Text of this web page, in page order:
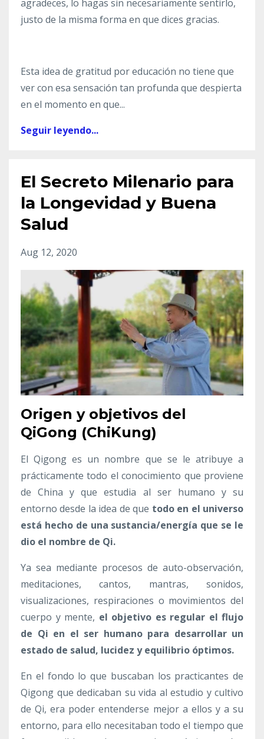
agradeces, lo hagas sin necesariamente sentirlo,
justo de la misma forma en que dices gracias.
Esta idea de gratitud por educación no tiene que
ver con esa sensación tan profunda que despierta
en el momento en que...
Seguir leyendo...
El Secreto Milenario para
la Longevidad y Buena
Salud
Aug 12, 2020
Origen y objetivos del
QiGong (ChiKung)
El Qigong es un nombre que se le atribuye a
prácticamente todo el conocimiento que proviene
de China y que estudia al ser humano y su
entorno desde la idea de que todo en el universo
está hecho de una sustancia/energía que se le
dio el nombre de Qi.
Ya sea mediante procesos de auto-observación,
meditaciones, cantos, mantras, sonidos,
visualizaciones, respiraciones o movimientos del
cuerpo y mente, el objetivo es regular el flujo
de Qi en el ser humano para desarrollar un
estado de salud, lucidez y equilibrio óptimos.
En el fondo lo que buscaban los practicantes de
Qigong que dedicaban su vida al estudio y cultivo
de Qi, era poder entenderse mejor a ellos y a su
entorno, para ello necesitaban todo el tiempo que